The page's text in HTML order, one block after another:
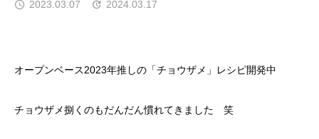
2023.03.07 2024.03.17
オープンベース2023年推しの「チョウザメ」レシピ開発中
チョウザメ捌くのもだんだん慣れてきました 笑